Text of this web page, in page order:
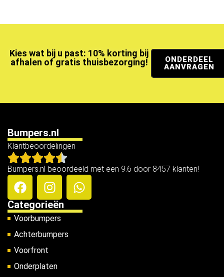
Kies wat bij u past: 10% korting bij
afhalen of gratis thuisbezorging!
ONDERDEEL
AANVRAGEN
Bumpers.nl
Klantbeoordelingen
Bumpers.nl beoordeeld met een 9.6 door 8457 klanten!
Categorieën
Voorbumpers
Achterbumpers
Voorfront
Onderplaten